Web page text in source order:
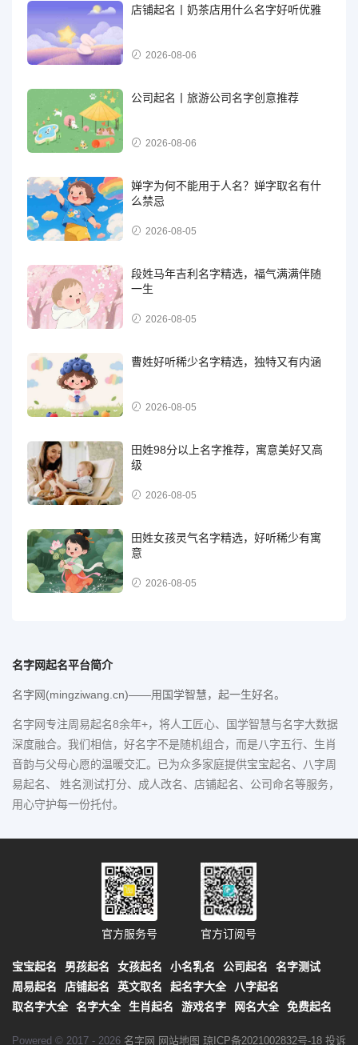
店铺起名丨奶茶店用什么名字好听优雅
2026-08-06
公司起名丨旅游公司名字创意推荐
2026-08-06
婵字为何不能用于人名？婵字取名有什
么禁忌
2026-08-05
段姓马年吉利名字精选，福气满满伴随
一生
2026-08-05
曹姓好听稀少名字精选，独特又有内涵
2026-08-05
田姓98分以上名字推荐，寓意美好又高
级
2026-08-05
田姓女孩灵气名字精选，好听稀少有寓
意
2026-08-05
名字网起名平台简介
名字网(mingziwang.cn)——用国学智慧，起一生好名。
名字网专注周易起名8余年+，将人工匠心、国学智慧与名字大数据
深度融合。我们相信，好名字不是随机组合，而是八字五行、生肖
音韵与父母心愿的温暖交汇。已为众多家庭提供宝宝起名、八字周
易起名、 姓名测试打分、成人改名、店铺起名、公司命名等服务，
用心守护每一份托付。
官方服务号 官方订阅号
宝宝起名 男孩起名 女孩起名 小名乳名 公司起名
名字测试
周易起名
店铺起名 英文取名 起名字大全
八字起名
取名字大全
名字大全 生肖起名 游戏名字 网名大全 免费起名
Powered © 2017 - 2026 名字网 网站地图 琼ICP备2021002832号-18 投诉